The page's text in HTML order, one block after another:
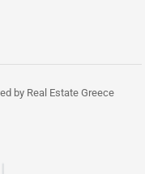
by Real Estate Greece